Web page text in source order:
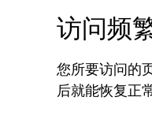
访问频
您所要访问的
后就能恢复正